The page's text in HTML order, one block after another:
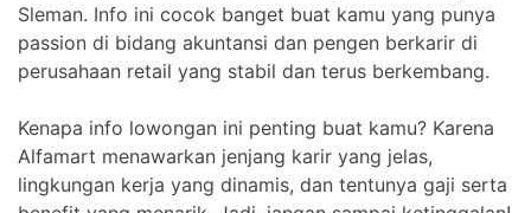
Sleman. Info ini cocok banget buat kamu yang punya
passion di bidang akuntansi dan pengen berkarir di
perusahaan retail yang stabil dan terus berkembang.
Kenapa info lowongan ini penting buat kamu? Karena
Alfamart menawarkan jenjang karir yang jelas,
lingkungan kerja yang dinamis, dan tentunya gaji serta